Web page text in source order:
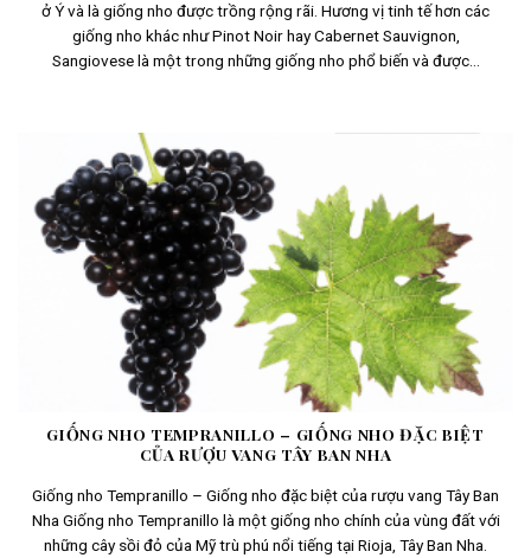
ở Ý và là giống nho được trồng rộng rãi. Hương vị tinh tế hơn các
giống nho khác như Pinot Noir hay Cabernet Sauvignon,
Sangiovese là một trong những giống nho phổ biến và được...
GIỐNG NHO TEMPRANILLO – GIỐNG NHO ĐẶC BIỆT
CỦA RƯỢU VANG TÂY BAN NHA
Giống nho Tempranillo – Giống nho đặc biệt của rượu vang Tây Ban
Nha Giống nho Tempranillo là một giống nho chính của vùng đất với
những cây sồi đỏ của Mỹ trù phú nổi tiếng tại Rioja, Tây Ban Nha.